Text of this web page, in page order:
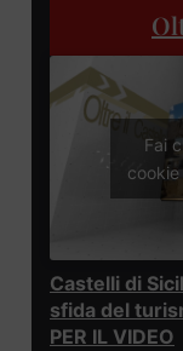
Fai
Castelli di
sfida del
PER IL VIDEO